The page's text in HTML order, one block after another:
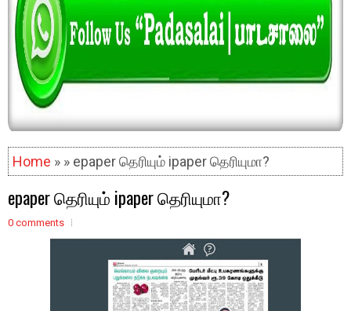
Home » » epaper தெரியும் ipaper தெரியுமா?
epaper தெரியும் ipaper தெரியுமா?
0 comments